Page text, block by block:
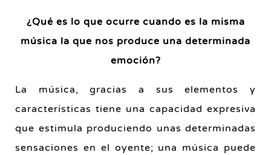
¿Qué es lo que ocurre cuando es la misma
música la que nos produce una determinada
emoción?
La música, gracias a sus elementos y
características tiene una capacidad expresiva
que estimula produciendo unas determinadas
sensaciones en el oyente; una música puede